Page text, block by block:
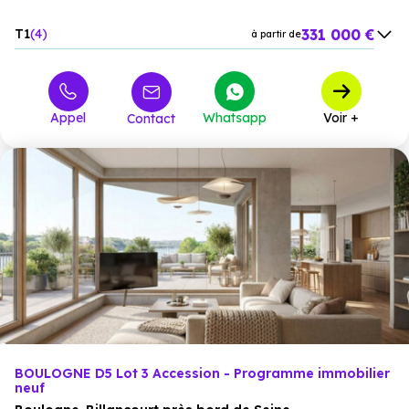
T1 4 à partir de331 000 €
à partir de 964 000 €
Appel Contact Whatsapp Voir +
BOULOGNE D5 Lot 3 Accession - Programme immobilier
neuf